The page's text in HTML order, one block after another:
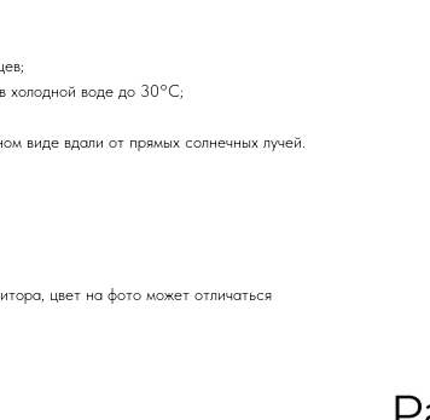
холодной воде до 30°C;
виде вдали от прямых солнечных лучей.
цвет на фото может отличаться